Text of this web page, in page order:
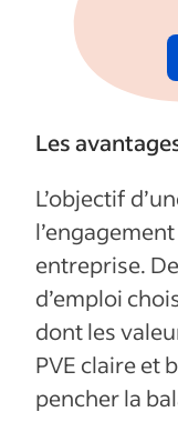
Les
L’objectif
entreprise.
d’emploi
dont les
PVE claire et
pencher la